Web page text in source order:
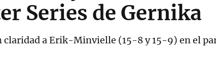
Series de Gernika
claridad a Erik-Minvielle (15-8 y 15-9) en el